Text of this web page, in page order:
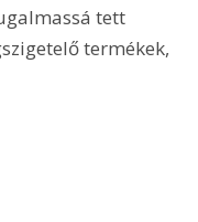
tett
termékek,